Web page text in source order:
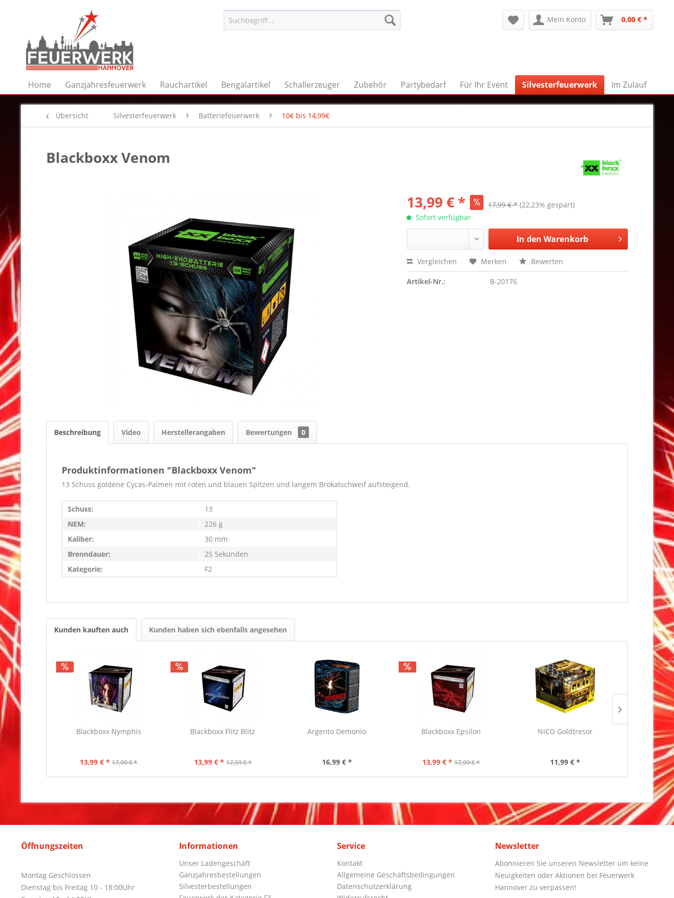
Mein Konto 0,00 € *
Home Ganzjahresfeuerwerk Rauchartikel Bengalartikel Schallerzeuger Zubehör Partybedarf Für Ihr Event Silvesterfeuerwerk Im Zulauf
Übersicht Silvesterfeuerwerk Batteriefeuerwerk 10€ bis 14,99€
Blackboxx Venom
13,99 € * 17,99 € * (22,23% gespart)
Sofort verfügbar
In den Warenkorb
Vergleichen Merken Bewerten
Artikel-Nr.: B-20176
Beschreibung Video Herstellerangaben Bewertungen 0
Produktinformationen "Blackboxx Venom"
13 Schuss goldene Cycas-Palmen mit roten und blauen Spitzen und langem Brokatschweif aufsteigend.
Schuss:
13
NEM:
226 g
Kaliber:
30 mm
Brenndauer:
25 Sekunden
Kategorie:
F2
Kunden kauften auch Kunden haben sich ebenfalls angesehen
Blackboxx Nymphis
13,99 € * 17,99 € *
Blackboxx Flitz Blitz
13,99 € * 17,99 € *
Argento Demonio
16,99 € *
Blackboxx Epsilon
13,99 € * 17,99 € *
NICO Goldtresor
11,99 € * 13,99
Öffnungszeiten
Montag Geschlossen
Dienstag bis Freitag 10 - 18:00Uhr
Informationen
Unser Ladengeschäft
Ganzjahresbestellungen
Silvesterbestellungen
Service
Kontakt
Allgemeine Geschäftsbedingungen
Datenschutzerklärung
Newsletter
Abonnieren Sie unseren Newsletter um keine
Neuigkeiten oder Aktionen bei Feuerwerk
Hannover zu verpassen!